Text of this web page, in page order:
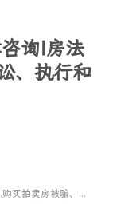
询|房法
、执行和
骗、诱因在于“低价”